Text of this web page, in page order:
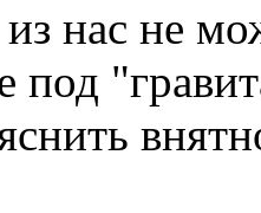
нас не
под